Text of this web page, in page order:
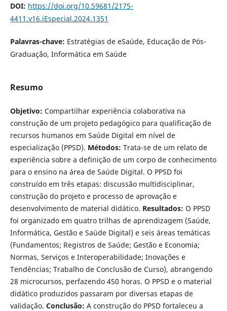
DOI: https://doi.org/10.59681/2175-
4411.v16.iEspecial.2024.1351
Palavras-chave: Estratégias de eSaúde, Educação de Pós-
Graduação, Informática em Saúde
Resumo
Objetivo: Compartilhar experiência colaborativa na
construção de um projeto pedagógico para qualificação de
recursos humanos em Saúde Digital em nível de
especialização (PPSD). Métodos: Trata-se de um relato de
experiência sobre a definição de um corpo de conhecimento
para o ensino na área de Saúde Digital. O PPSD foi
construído em três etapas: discussão multidisciplinar,
construção do projeto e processo de aprovação e
desenvolvimento de material didático. Resultados: O PPSD
foi organizado em quatro trilhas de aprendizagem (Saúde,
Informática, Gestão e Saúde Digital) e seis áreas temáticas
(Fundamentos; Registros de Saúde; Gestão e Economia;
Normas, Serviços e Interoperabilidade; Inovações e
Tendências; Trabalho de Conclusão de Curso), abrangendo
28 microcursos, perfazendo 450 horas. O PPSD e o material
didático produzidos passaram por diversas etapas de
validação. Conclusão: A construção do PPSD fortaleceu a